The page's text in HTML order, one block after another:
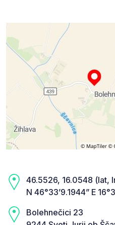
46.5526, 16.0548 (lat,
N 46°33’9.1944” E
Bolehnečici 23